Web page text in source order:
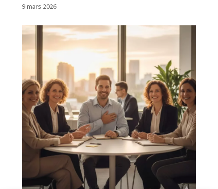
9 mars 2026